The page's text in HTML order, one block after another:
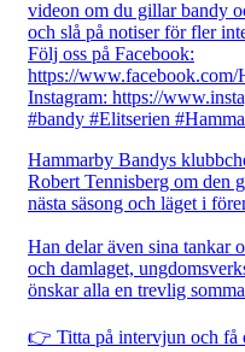
Hammarby Bandys
Robert Tennisberg om den
nästa säsong och läget i
Han delar även sina tankar
och damlaget,
önskar alla en trevlig
👉 Titta på intervjun och få